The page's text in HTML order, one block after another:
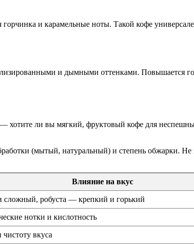
и карамельные ноты. Такой кофе
и дымными оттенками. Повышается
хотите ли вы мягкий, фруктовый кофе для
(мытый, натуральный) и степень обжарки. Не
Влияние на вкус
робуста — крепкий и горький
нотки и кислотность
чистоту вкуса